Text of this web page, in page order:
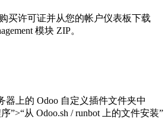
购买许可证并从您的帐户仪表板下载
模块 ZIP。
器上的 Odoo 自定义插件文件夹中
”>“从 Odoo.sh / runbot 上的文件安装”